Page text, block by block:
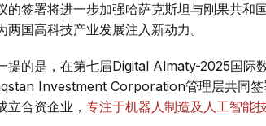
的签署将进一步加强哈萨克斯坦与刚果共和
两国高科技产业发展注入新动力。
提的是，在第七届Digital Almaty-2025国
Investment Corporation管理层共同
立合资企业， 专注于机器人制造及人工智能